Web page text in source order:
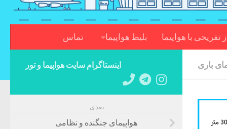
تفریحی با هواپیما بلیط هواپیما تماس
باری اینستاگرام سایت هواپیما و تور
بعدی
هواپیمای جنگنده و نظامی